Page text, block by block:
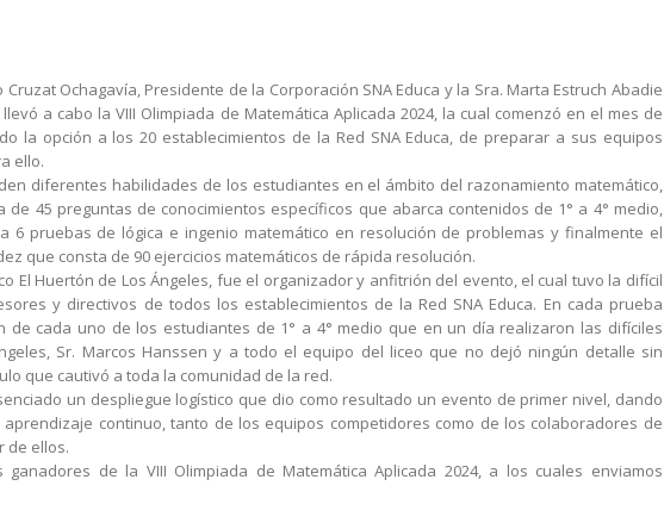
Ochagavía, Presidente de la Corporación SNA Educa y la Sra. Marta Estruch Abadie
a cabo la VIII Olimpiada de Matemática Aplicada 2024, la cual comenzó en el mes de
la opción a los 20 establecimientos de la Red SNA Educa, de preparar a sus equipos
ello.
diferentes habilidades de los estudiantes en el ámbito del razonamiento matemático,
45 preguntas de conocimientos específicos que abarca contenidos de 1° a 4° medio,
6 pruebas de lógica e ingenio matemático en resolución de problemas y finalmente el
que consta de 90 ejercicios matemáticos de rápida resolución.
El Huertón de Los Ángeles, fue el organizador y anfitrión del evento, el cual tuvo la difícil
y directivos de todos los establecimientos de la Red SNA Educa. En cada prueba
de cada uno de los estudiantes de 1° a 4° medio que en un día realizaron las difíciles
Sr. Marcos Hanssen y a todo el equipo del liceo que no dejó ningún detalle sin
que cautivó a toda la comunidad de la red.
un despliegue logístico que dio como resultado un evento de primer nivel, dando
continuo, tanto de los equipos competidores como de los colaboradores de
de ellos.
de la VIII Olimpiada de Matemática Aplicada 2024, a los cuales enviamos